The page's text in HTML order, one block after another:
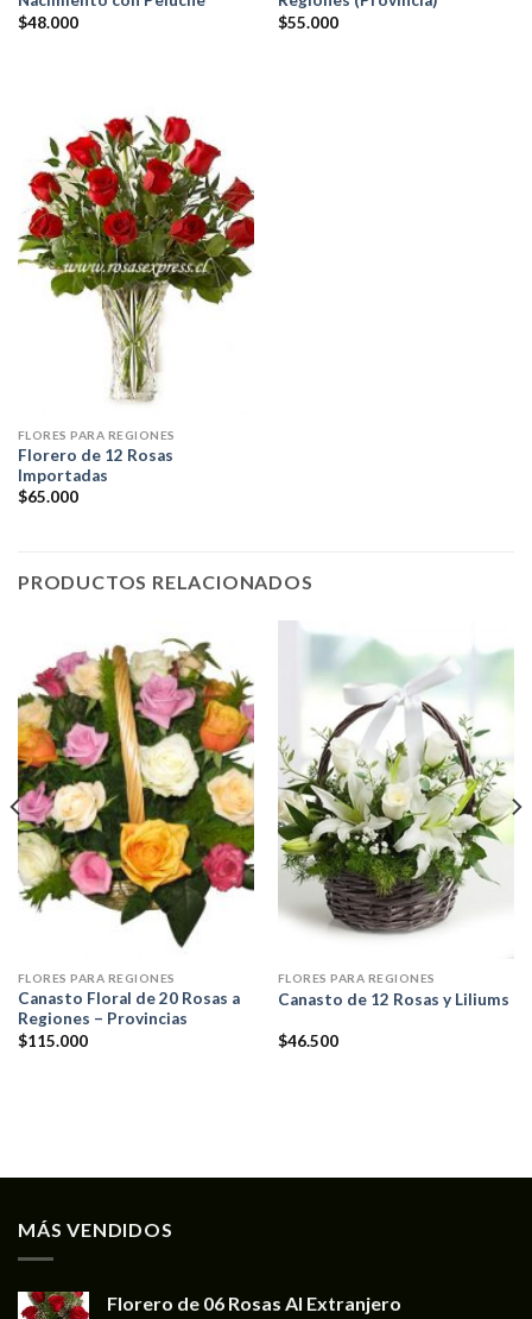
$48.000
$55.000
FLORES PARA REGIONES
Florero de 12 Rosas
Importadas
$65.000
PRODUCTOS RELACIONADOS
FLORES PARA REGIONES
Canasto Floral de 20 Rosas a
Regiones – Provincias
$115.000
FLORES PARA REGIONES
Canasto de 12 Rosas y Liliums
$46.500
MÁS VENDIDOS
Florero de 06 Rosas Al Extranjero